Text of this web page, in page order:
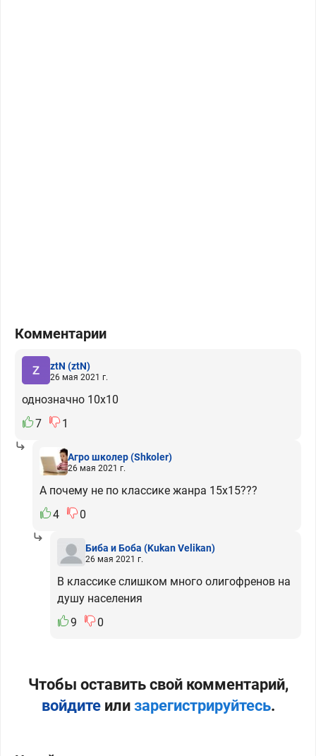
Комментарии
ztN (ztN)
26 мая 2021 г.
однозначно 10х10
7
1
Агро школер(Shkoler)
26 мая 2021 г.
А почему не по классике жанра 15x15???
4
0
Биба и Боба (Kukan Velikan)
26 мая 2021 г.
В классике слишком много олигофренов на
душу населения
9
0
Чтобы оставить свой комментарий,
войдитеили зарегистрируйтесь.